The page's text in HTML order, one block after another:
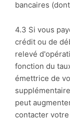
bancaires
4.3 Si vous
crédit ou de
relevé
fonction du
émettrice de
peut
contacter